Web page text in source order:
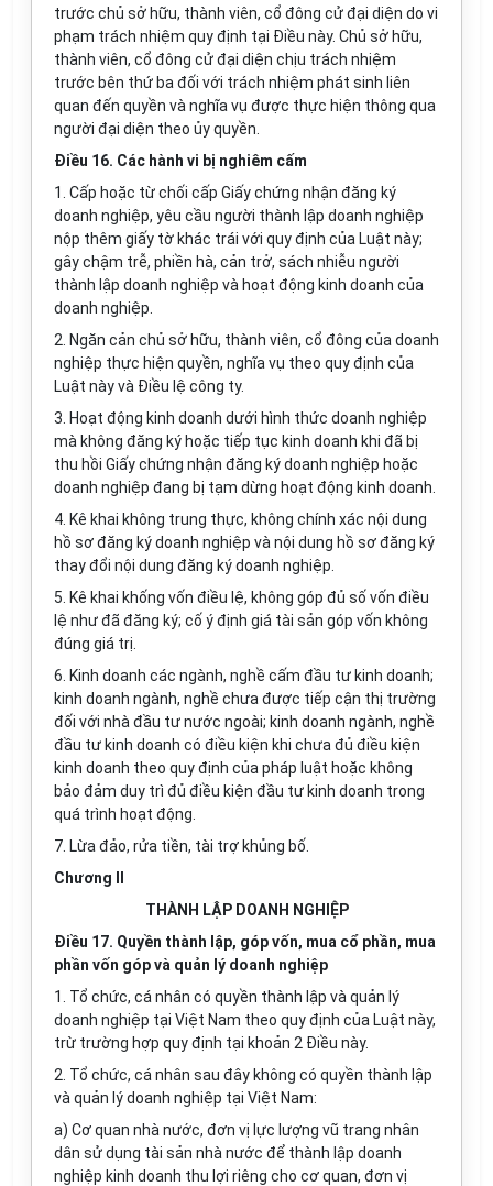
trước chủ sở hữu, thành viên, cổ đông cử đại diện do vi
phạm trách nhiệm quy định tại Điều này. Chủ sở hữu,
thành viên, cổ đông cử đại diện chịu trách nhiệm
trước bên thứ ba đối với trách nhiệm phát sinh liên
quan đến quyền và nghĩa vụ được thực hiện thông qua
người đại diện theo ủy quyền.
Điều 16. Các hành vi bị nghiêm cấm
1. Cấp hoặc từ chối cấp Giấy chứng nhận đăng ký
doanh nghiệp, yêu cầu người thành lập doanh nghiệp
nộp thêm giấy tờ khác trái với quy định của Luật này;
gây chậm trễ, phiền hà, cản trở, sách nhiễu người
thành lập doanh nghiệp và hoạt động kinh doanh của
doanh nghiệp.
2. Ngăn cản chủ sở hữu, thành viên, cổ đông của doanh
nghiệp thực hiện quyền, nghĩa vụ theo quy định của
Luật này và Điều lệ công ty.
3. Hoạt động kinh doanh dưới hình thức doanh nghiệp
mà không đăng ký hoặc tiếp tục kinh doanh khi đã bị
thu hồi Giấy chứng nhận đăng kýdoanh nghiệp hoặc
doanh nghiệp đang bị tạm dừng hoạt động kinh doanh.
4. Kê khai không trung thực, không chính xác nội dung
hồ sơđăng kýdoanh nghiệp và nội dung hồ sơ đăng ký
thay đổi nội dung đăng ký doanh nghiệp.
5. Kê khai khống vốn điều lệ, không góp đủ số vốn điều
lệ như đã đăng ký; cố ý định giá tài sản góp vốn không
đúng giá trị.
6. Kinh doanh các ngành, nghề cấm đầu tư kinh doanh;
kinh doanh ngành, nghề chưa được tiếp cận thị trường
đối với nhà đầu tư nước ngoài; kinh doanh ngành, nghề
đầu tư kinh doanh có điều kiện khi chưa đủ điều kiện
kinh doanh theo quy định của pháp luật hoặc không
bảo đảm duy trì đủ điều kiện đầu tư kinh doanh trong
quá trình hoạt động.
7. Lừa đảo, rửa tiền, tài trợ khủng bố.
Chương II
THÀNH LẬP DOANH NGHIỆP
Điều 17. Quyền thành lập, góp vốn, mua cổ phần, mua
phần vốn góp và quản lý doanh nghiệp
1. Tổ chức, cá nhân có quyền thành lập và quản lý
doanh nghiệp tại Việt Nam theo quy định của Luật này,
trừ trường hợp quy định tại khoản 2 Điều này.
2. Tổ chức, cá nhân sau đây không có quyền thành lập
và quản lý doanh nghiệp tại Việt Nam:
a) Cơ quan nhà nước, đơn vị lực lượng vũ trang nhân
dân sử dụng tài sản nhà nước để thành lập doanh
nghiệp kinh doanh thu lợi riêng cho cơ quan, đơn vị